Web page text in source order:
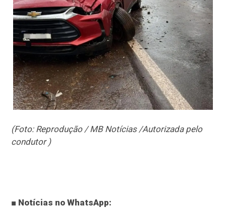
(Foto: Reprodução / MB Notícias /Autorizada pelo
condutor )
■ Notícias no WhatsApp: